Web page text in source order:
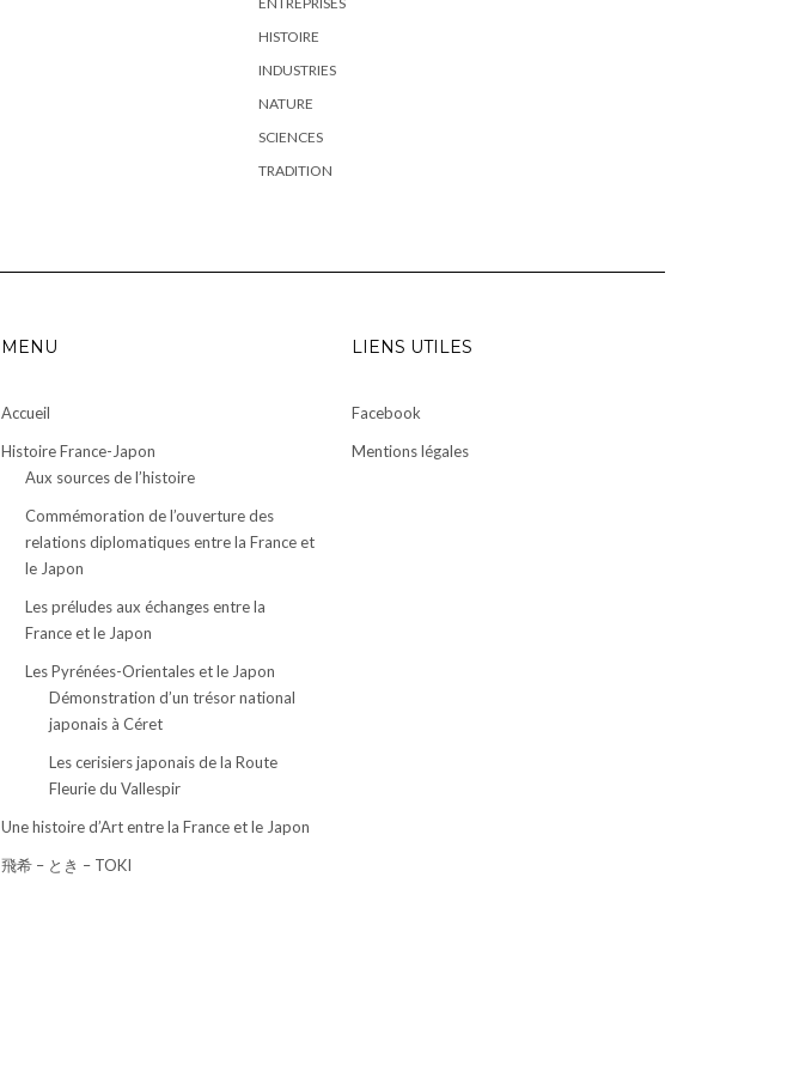
HISTOIRE
INDUSTRIES
NATURE
SCIENCES
TRADITION
MENU
Accueil
Histoire France-Japon
Aux sources de l’histoire
Commémoration de l’ouverture des
relations diplomatiques entre la France et
le Japon
Les préludes aux échanges entre la
France et le Japon
Les Pyrénées-Orientales et le Japon
Démonstration d’un trésor national
japonais à Céret
Les cerisiers japonais de la Route
Fleurie du Vallespir
Une histoire d’Art entre la France et le Japon
飛希 – とき – TOKI
LIENS UTILES
Facebook
Mentions légales